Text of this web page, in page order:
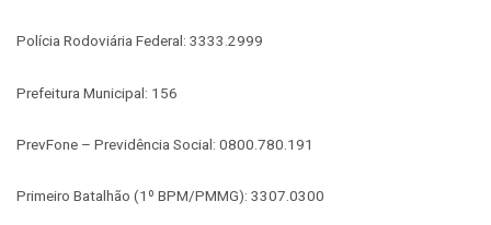
Polícia Rodoviária Federal: 3333.2999
Prefeitura Municipal: 156
PrevFone – Previdência Social: 0800.780.191
Primeiro Batalhão (1º BPM/PMMG): 3307.0300